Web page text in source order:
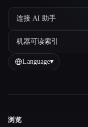
连接 AI 助手
机器可读索引
Language▾
浏览